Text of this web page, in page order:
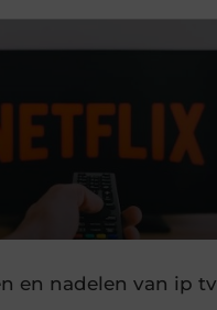
en nadelen van ip tv